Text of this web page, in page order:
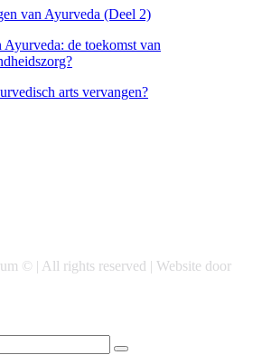
van Ayurveda (Deel 2)
de toekomst van
arts vervangen?
© | All rights reserved | Website door